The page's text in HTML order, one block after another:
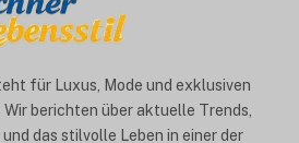
für Luxus, Mode und exklusiven
berichten über aktuelle Trends,
das stilvolle Leben in einer der